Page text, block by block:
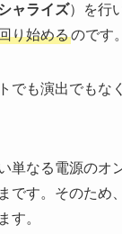
ャライズ）を行
り始めるのです
でも演出でもなく
単なる電源のオ
です。そのた
す。